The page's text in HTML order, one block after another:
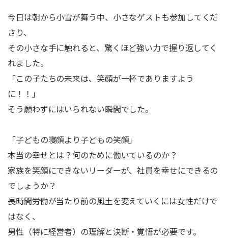
今日は朝から小雪が舞う中、小さなゲストも参加してくだ
さり、
その小さな手に触れると、驚くほど強い力で握り返してく
れました。
「この子たちの未来は、笑顔が一杯でありますよう
に！！」
そう願わずにはいられない瞬間でした。
「子どもの寝顔より子どもの笑顔」
本当の幸せとは？何のために働いているのか？
家族を笑顔にできないリーダーが、社員を幸せにできるの
でしょうか？
長時間労働が当たり前の風土を変えていくには女性だけで
はなく、
男性（特に経営者）の理解と決断・覚悟が必要です。